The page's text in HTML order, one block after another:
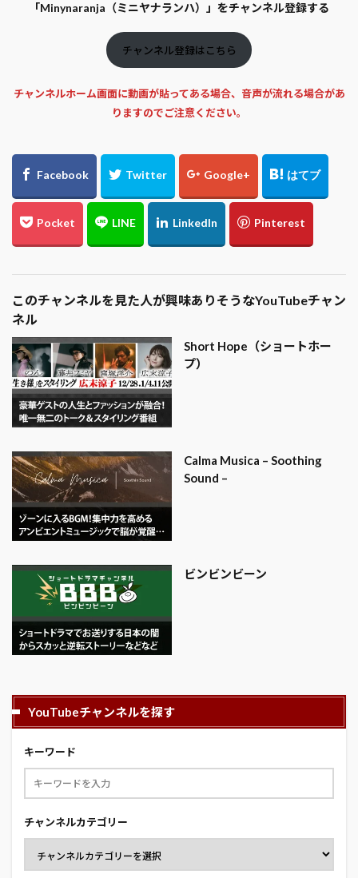
「Minynaranja（ミニヤナランハ）」をチャンネル登録する
チャンネル登録はこちら
チャンネルホーム画面に動画が貼ってある場合、音声が流れる場合があ
りますのでご注意ください。
このチャンネルを見た人が興味ありそうなYouTubeチャン
ネル
Short Hope（ショートホー
プ）
Calma Musica – Soothing
Sound –
ビンビンビーン
YouTubeチャンネルを探す
キーワード
チャンネルカテゴリー